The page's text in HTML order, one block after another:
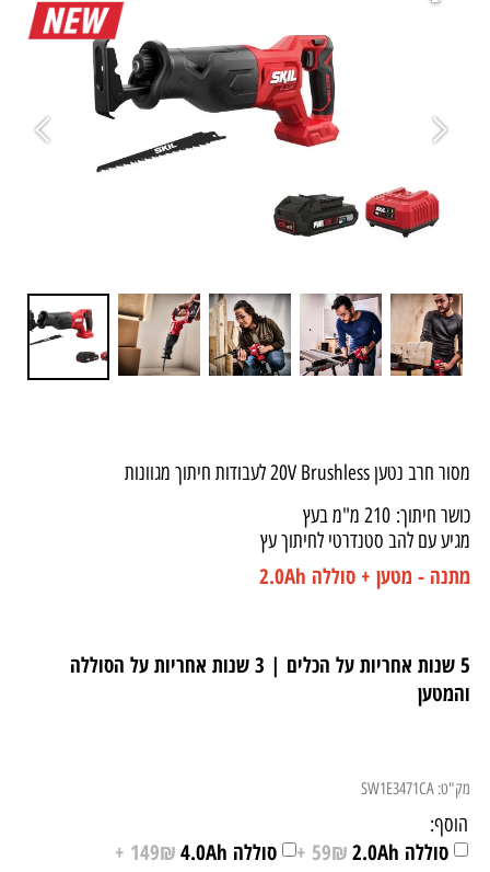
מסור חרב נטען 20V Brushless לעבודות חיתוך מגוונות
כושר חיתוך: 210 מ"מ בעץ
מגיע עם להב סטנדרטי לחיתוך עץ
מתנה - מטען + סוללה 2.0Ah
5 שנות אחריות על הכלים | 3 שנות אחריות על הסוללה
והמטען
מק"ט: SW1E3471CA
הוסף:
סוללה 2.0Ah 59₪ + סוללה 4.0Ah
149₪ +